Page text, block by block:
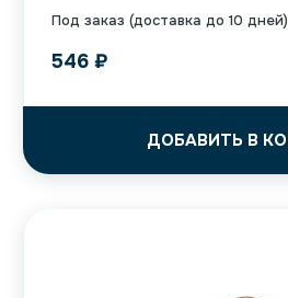
Под заказ (доставка до 10 дней)
546 ₽
ДОБАВИТЬ В